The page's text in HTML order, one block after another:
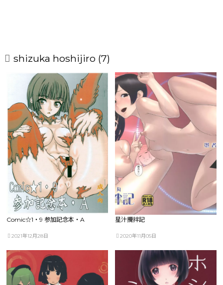
shizuka hoshijiro (7)
Comic☆1・9 参加記念本・A
2021年12月28日
星汁攪拌記
2020年11月05日